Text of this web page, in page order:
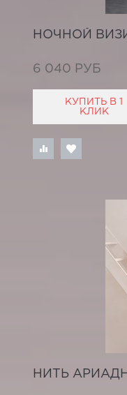
НОЧНОЙ
6 040 РУБ
КУПИТЬ В 1
КЛИК
НИТЬ